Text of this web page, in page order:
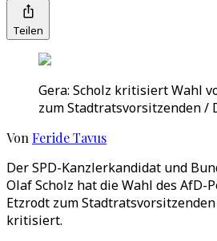
Teilen
Gera: Scholz kritisiert Wahl
zum Stadtratsvorsitzenden /
Von Feride Tavus
Der SPD-Kanzlerkandidat und
Olaf Scholz hat die Wahl des AfD-
Etzrodt zum
kritisiert.